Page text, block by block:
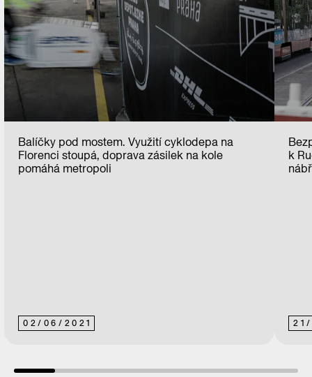
02/ 06/ 2021
Balíčky pod mostem. Využití cyklodepa na
Florenci stoupá, doprava zásilek na kole
pomáhá metropoli
21/
k